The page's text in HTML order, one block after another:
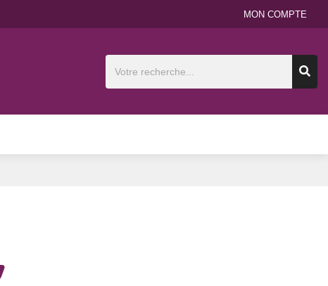
MON COMPTE